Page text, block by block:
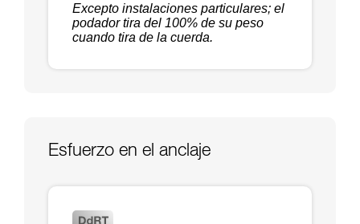
Excepto instalaciones particulares; el
podador tira del 100% de su peso
cuando tira de la cuerda.
Esfuerzo en el anclaje